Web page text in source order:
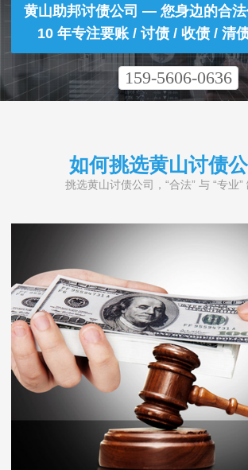
黄山助邦讨债公司 — 您身边的合
10 年专注要账 / 讨债 / 收债 / 清
159-5606-0636
如何挑选黄山讨债
挑选黄山讨债公司，“合法” 与 “专业”